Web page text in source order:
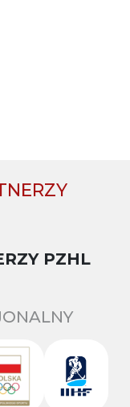
PZHL